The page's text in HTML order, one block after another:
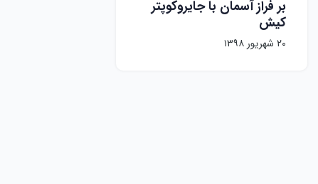
بر فراز آسمان با جایروکوپتر
کیش
۲۰ شهریور ۱۳۹۸